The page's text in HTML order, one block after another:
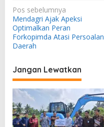
N
a
v
i
g
a
s
i
p
Pos sebelumnya
Mendagri Ajak Apeksi
Optimalkan Peran
Forkopimda Atasi Persoalan
Daerah
Jangan Lewatkan